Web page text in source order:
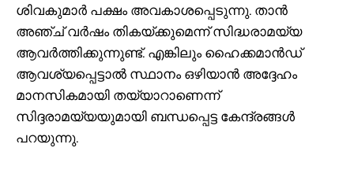
ശിവകുമാർ പക്ഷം അവകാശപ്പെടുന്നു. താൻ
അഞ്ച് വർഷം തികയ്ക്കുമെന്ന് സിദ്ധരാമയ്യ
ആവർത്തിക്കുന്നുണ്ട്. എങ്കിലും ഹൈക്കമാൻഡ്
ആവശ്യപ്പെട്ടാൽ സ്ഥാനം ഒഴിയാൻ അദ്ദേഹം
മാനസികമായി തയ്യാറാണെന്ന്
സിദ്ദരാമയ്യയുമായി ബന്ധപ്പെട്ട കേന്ദ്രങ്ങൾ
പറയുന്നു.